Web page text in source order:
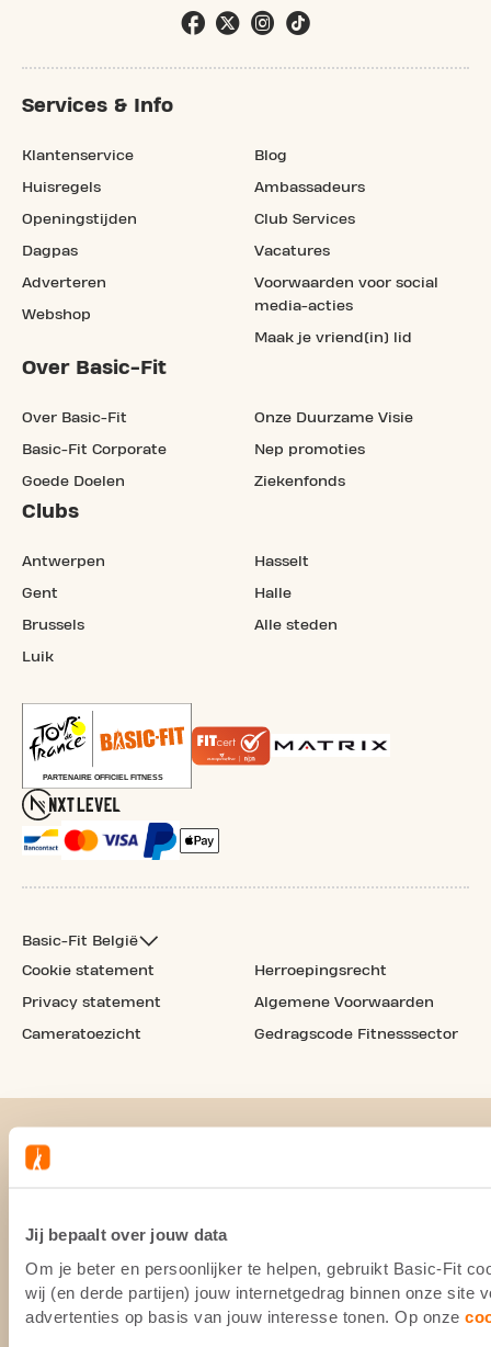
Jij bepaalt over jouw data
Om je beter en persoonlijker te helpen, gebruikt Basic-Fit
wij (en derde partijen) jouw internetgedrag binnen onze site
advertenties op basis van jouw interesse tonen. Op onze
Services & Info
Klantenservice
Huisregels
Openingstijden
Dagpas
Adverteren
Webshop
Blog
Ambassadeurs
Club Services
Vacatures
Voorwaarden voor social
media-acties
Maak je vriend(in) lid
Over Basic-Fit
Over Basic-Fit
Basic-Fit Corporate
Goede Doelen
Onze Duurzame Visie
Nep promoties
Ziekenfonds
Clubs
Antwerpen
Gent
Brussels
Luik
Hasselt
Halle
Alle steden
Basic-Fit België
Cookie statement
Privacy statement
Cameratoezicht
Herroepingsrecht
Algemene Voorwaarden
Gedragscode Fitnesssector